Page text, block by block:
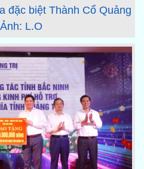
đặc biệt Thành Cổ Quảng
L.O